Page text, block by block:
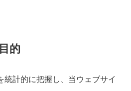
的
統計的に把握し、当ウェブサイ